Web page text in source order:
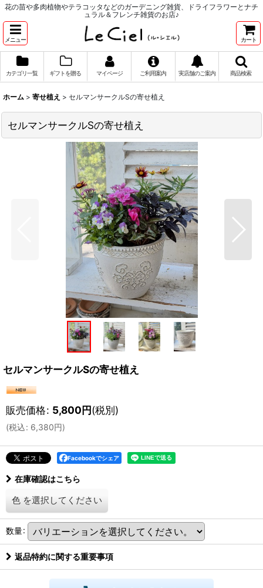
花の苗や多肉植物やテラコッタなどのガーデニング雑貨、ドライフラワーとナチ
ュラル＆フレンチ雑貨のお店♪
メニュー カート
カテゴリ一覧 ギフトを贈る マイページ ご利用案内 実店舗のご案内 商品検索
ホーム > 寄せ植え > セルマンサークルSの寄せ植え
セルマンサークルSの寄せ植え
セルマンサークルSの寄せ植え
販売価格: 5,800円(税別)
(税込: 6,380円)
Facebookでシェア
在庫確認はこちら
色 を選択してください
数量:
返品特約に関する重要事項